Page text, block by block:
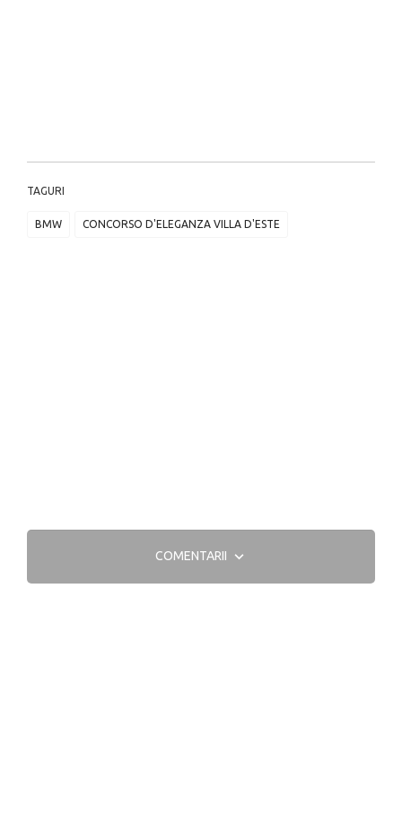
TAGURI
BMW CONCORSO D'ELEGANZA VILLA D'ESTE
COMENTARII